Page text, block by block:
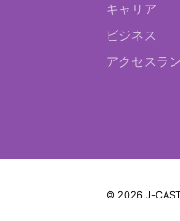
キャリア
ビジネス
アクセスラ
© 2026 J-